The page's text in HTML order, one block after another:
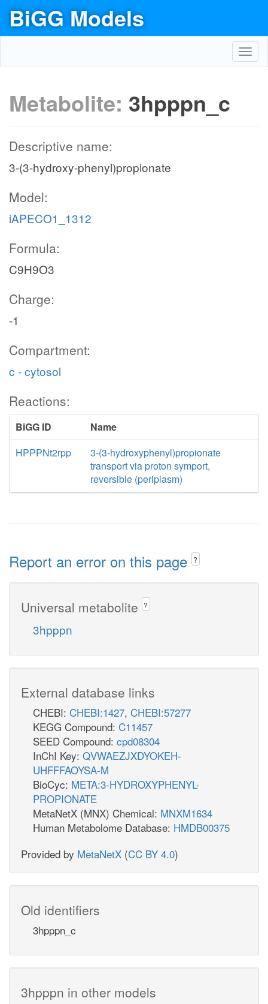
BiGG Models
Metabolite: 3hpppn_c
Descriptive name:
3-(3-hydroxy-phenyl)propionate
Model:
iAPECO1_1312
Formula:
C9H9O3
Charge:
-1
Compartment:
c - cytosol
Reactions:
BiGG ID
Name
HPPPNt2rpp
3-(3-hydroxyphenyl)propionate
transport via proton symport,
reversible (periplasm)
Report an error on this page ?
Universal metabolite ?
3hpppn
External database links
CHEBI: CHEBI:1427, CHEBI:57277
KEGG Compound: C11457
SEED Compound: cpd08304
InChI Key: QVWAEZJXDYOKEH-
UHFFFAOYSA-M
BioCyc: META:3-HYDROXYPHENYL-
PROPIONATE
MetaNetX (MNX) Chemical: MNXM1634
Human Metabolome Database: HMDB00375
Provided by MetaNetX (CC BY 4.0)
Old identifiers
3hpppn_c
3hpppn in other models